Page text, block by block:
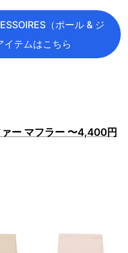
（ポール & ジ
イテムはこちら
ー マフラー 〜4,400円